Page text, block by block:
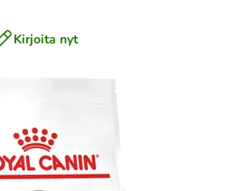
Kirjoita nyt